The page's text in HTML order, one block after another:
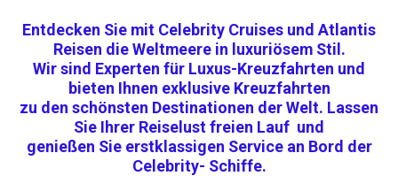
Entdecken Sie mit Celebrity Cruises und Atlantis
Reisen die Weltmeere in luxuriösem Stil.
Wir sind Experten für Luxus-Kreuzfahrten und
bieten Ihnen exklusive Kreuzfahrten
zu den schönsten Destinationen der Welt. Lassen
Sie Ihrer Reiselust freien Lauf und
genießen Sie erstklassigen Service an Bord der
Celebrity- Schiffe.